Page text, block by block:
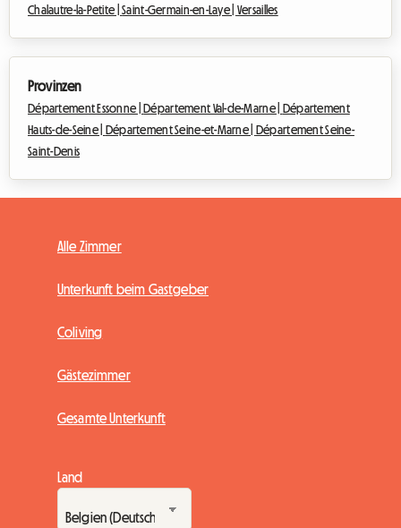
Chalautre-la-Petite |Saint-Germain-en-Laye | Versailles
Provinzen
Département Essonne | Département Val-de-Marne |
Département
Hauts-de-Seine |
Département Seine-et-Marne |
Département Seine-
Saint-Denis
Alle Zimmer
Unterkunft beim Gastgeber
Coliving
Gästezimmer
Gesamte Unterkunft
Land